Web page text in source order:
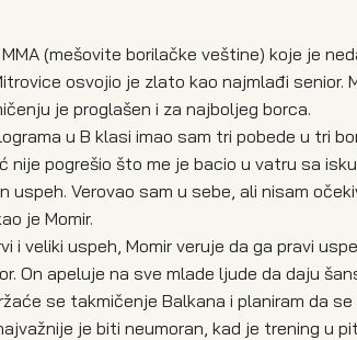
(mešovite borilačke veštine) koje je
osvojio je zlato kao najmlađi senior.
je proglašen i za najboljeg borca.
u B klasi imao sam tri pobede u tri
nije pogrešio što me je bacio u vatru sa
uspeh. Verovao sam u sebe, ali nisam
je Momir.
i veliki uspeh, Momir veruje da ga pravi
On apeluje na sve mlade ljude da daju
se takmičenje Balkana i planiram da
je biti neumoran, kad je trening u